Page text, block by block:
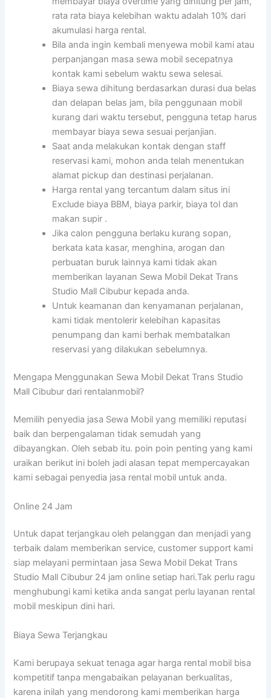
rata rata biaya kelebihan waktu adalah 10% dari
akumulasi harga rental.
Bila anda ingin kembali menyewa mobil kami atau
perpanjangan masa sewa mobil secepatnya
kontak kami sebelum waktu sewa selesai.
Biaya sewa dihitung berdasarkan durasi dua belas
dan delapan belas jam, bila penggunaan mobil
kurang dari waktu tersebut, pengguna tetap harus
membayar biaya sewa sesuai perjanjian.
Saat anda melakukan kontak dengan staff
reservasi kami, mohon anda telah menentukan
alamat pickup dan destinasi perjalanan.
Harga rental yang tercantum dalam situs ini
Exclude biaya BBM, biaya parkir, biaya tol dan
makan supir .
Jika calon pengguna berlaku kurang sopan,
berkata kata kasar, menghina, arogan dan
perbuatan buruk lainnya kami tidak akan
memberikan layanan Sewa Mobil Dekat Trans
Studio Mall Cibubur kepada anda.
Untuk keamanan dan kenyamanan perjalanan,
kami tidak mentolerir kelebihan kapasitas
penumpang dan kami berhak membatalkan
reservasi yang dilakukan sebelumnya.
Mengapa Menggunakan Sewa Mobil Dekat Trans Studio
Mall Cibubur dari rentalanmobil?
Memilih penyedia jasa Sewa Mobil yang memiliki reputasi
baik dan berpengalaman tidak semudah yang
dibayangkan. Oleh sebab itu. poin poin penting yang kami
uraikan berikut ini boleh jadi alasan tepat mempercayakan
kami sebagai penyedia jasa rental mobil untuk anda.
Online 24 Jam
Untuk dapat terjangkau oleh pelanggan dan menjadi yang
terbaik dalam memberikan service, customer support kami
siap melayani permintaan jasa Sewa Mobil Dekat Trans
Studio Mall Cibubur 24 jam online setiap hari.Tak perlu ragu
menghubungi kami ketika anda sangat perlu layanan rental
mobil meskipun dini hari.
Biaya Sewa Terjangkau
Kami berupaya sekuat tenaga agar harga rental mobil bisa
kompetitif tanpa mengabaikan pelayanan berkualitas,
karena inilah yang mendorong kami memberikan harga